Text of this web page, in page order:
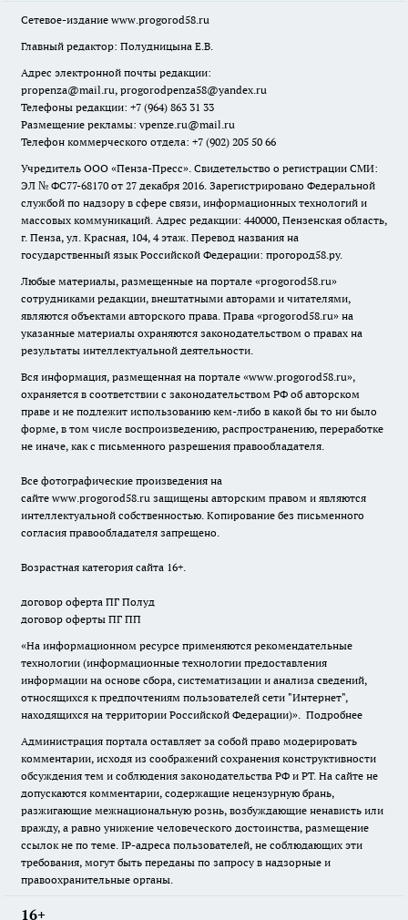
Сетевое-издание www.progorod58.ru
Главный редактор: Полудницына Е.В.
Адрес электронной почты редакции:
propenza@mail.ru, progorodpenza58@yandex.ru
Телефоны редакции: +7 (964) 863 31 33
Размещение рекламы: vpenze.ru@mail.ru
Телефон коммерческого отдела: +7 (902) 205 50 66
Учредитель ООО «Пенза-Пресс». Свидетельство о регистрации СМИ:
ЭЛ № ФС77-68170 от 27 декабря 2016. Зарегистрировано Федеральной
службой по надзору в сфере связи, информационных технологий и
массовых коммуникаций. Адрес редакции: 440000, Пензенская область,
г. Пенза, ул. Красная, 104, 4 этаж. Перевод названия на
государственный язык Российской Федерации: прогород58.ру.
Любые материалы, размещенные на портале «progorod58.ru»
сотрудниками редакции, внештатными авторами и читателями,
являются объектами авторского права. Права «progorod58.ru» на
указанные материалы охраняются законодательством о правах на
результаты интеллектуальной деятельности.
Вся информация, размещенная на портале «www.progorod58.ru»,
охраняется в соответствии с законодательством РФ об авторском
праве и не подлежит использованию кем-либо в какой бы то ни было
форме, в том числе воспроизведению, распространению, переработке
не иначе, как с письменного разрешения правообладателя.
Все фотографические произведения на
сайте www.progorod58.ru защищены авторским правом и являются
интеллектуальной собственностью. Копирование без письменного
согласия правообладателя запрещено.
Возрастная категория сайта 16+.
договор оферта ПГ Полуд
договор оферты ПГ ПП
«На информационном ресурсе применяются рекомендательные
технологии (информационные технологии предоставления
информации на основе сбора, систематизации и анализа сведений,
относящихся к предпочтениям пользователей сети "Интернет",
находящихся на территории Российской Федерации)». Подробнее
Администрация портала оставляет за собой право модерировать
комментарии, исходя из соображений сохранения конструктивности
обсуждения тем и соблюдения законодательства РФ и РТ. На сайте не
допускаются комментарии, содержащие нецензурную брань,
разжигающие межнациональную рознь, возбуждающие ненависть или
вражду, а равно унижение человеческого достоинства, размещение
ссылок не по теме. IP-адреса пользователей, не соблюдающих эти
требования, могут быть переданы по запросу в надзорные и
правоохранительные органы.
16+